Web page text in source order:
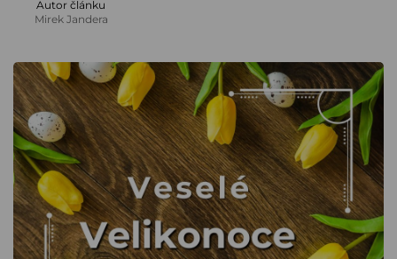
Autor článku
Mirek Jandera